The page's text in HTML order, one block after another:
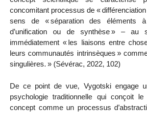
concomitant processus de «
sens de « séparation des éléments
d’unification ou de synthèse» – au
immédiatement « les liaisons entre
leurs communautés intrinsèques »
singulières. » (Sévérac, 2022, 102)
De ce point de vue, Vygotski engage
psychologie traditionnelle qui conçoit le
concept comme un processus